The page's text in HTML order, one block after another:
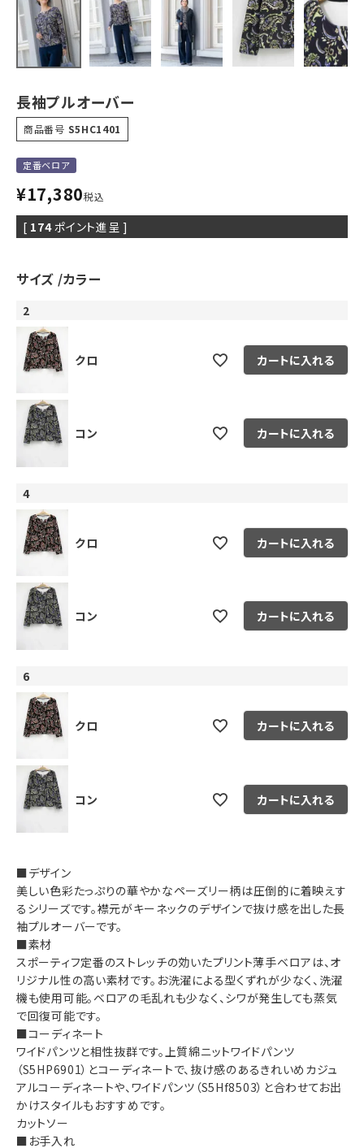
長袖プルオーバー
商品番号 S5HC1401
定番ベロア
¥17,380税込
[ 174ポイント進呈 ]
サイズ カラー
2
クロ カートに入れる
コン カートに入れる
4
クロ カートに入れる
コン カートに入れる
6
クロ カートに入れる
コン カートに入れる
■デザイン
美しい色彩たっぷりの華やかなペーズリー柄は圧倒的に着映えす
るシリーズです。襟元がキーネックのデザインで抜け感を出した長
袖プルオーバーです。
■素材
スポーティフ定番のストレッチの効いたプリント薄手ベロアは、オ
リジナル性の高い素材です。お洗濯による型くずれが少なく、洗濯
機も使用可能。ベロアの毛乱れも少なく、シワが発生しても蒸気
で回復可能です。
■コーディネート
ワイドパンツと相性抜群です。上質綿ニットワイドパンツ
（S5HP6901）とコーディネートで、抜け感のあるきれいめカジュ
アルコーディネートや、ワイドパンツ（S5Hf8503）と合わせてお出
かけスタイルもおすすめです。
カットソー
■お手入れ